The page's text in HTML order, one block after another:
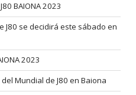
J80 BAIONA 2023
J80 se decidirá este sábado en
2023
Mundial de J80 en Baiona